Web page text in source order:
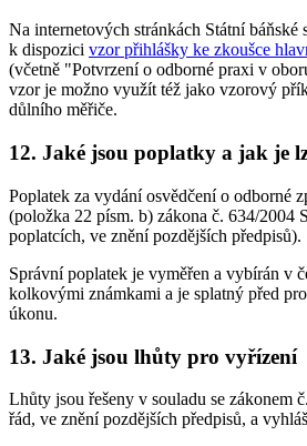
Na internetových stránkách Státní
k dispozici vzor přihlášky ke zkoušce
(včetně "Potvrzení o odborné praxi v
vzor je možno využít též jako vzorový
důlního měřiče.
12. Jaké jsou poplatky a jak je
Poplatek za vydání osvědčení o odborné
(položka 22 písm. b) zákona č. 634/2004
poplatcích, ve znění pozdějších předpisů).
Správní poplatek je vyměřen a vybírán v
kolkovými známkami a je splatný před
úkonu.
13. Jaké jsou lhůty pro vyřízení
Lhůty jsou řešeny v souladu se zákonem
řád, ve znění pozdějších předpisů, a